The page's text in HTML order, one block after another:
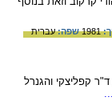
1981 שפה:עברית
קפליצקי והגנרל